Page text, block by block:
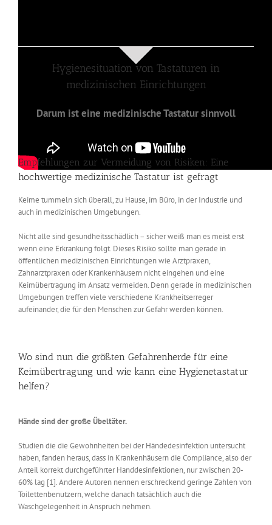
Hygienesituation von Tastaturen in
medizinischen Einrichtungen
Darum ist eine medizinische Tastatur sinnvoll
Empfehlungen zur Vermeidung von Risiken: Eine
hochwertige medizinische Tastatur ist gefragt
Keime tummeln sich überall, zu Hause, im Büro, in der Industrie und
auch in medizinischen Umgebungen.
Nicht alle sind gesundheitsschädlich – sicher weiß man es meist erst
wenn eine Erkrankung folgt. Dieses Risiko sollte man gerade in
öffentlichen medizinischen Einrichtungen wie Arztpraxen,
Zahnarztpraxen oder Krankenhäusern nicht eingehen und eine
Keimübertragung im Ansatz vermeiden. Denn gerade in medizinischen
Umgebungen treffen viele verschiedene Krankheitserreger
aufeinander, die für den Menschen zur Gefahr werden können.
Wo sind nun die größten Gefahrenherde für eine
Keimübertragung und wie kann eine Hygienetastatur
helfen?
Hände sind der große Übeltäter.
Studien die die Gewohnheiten bei der Händedesinfektion untersucht
haben, fanden heraus, dass in Krankenhäusern die Compliance, also der
Anteil korrekt durchgeführter Handdesinfektionen, nur zwischen 20-
60% lag [1]. Andere Autoren nennen erschreckend geringe Zahlen von
Toilettenbenutzern, welche danach tatsächlich auch die
Waschgelegenheit in Anspruch nehmen.